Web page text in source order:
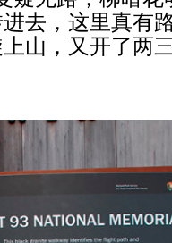
去，这里真有
山，又开了两